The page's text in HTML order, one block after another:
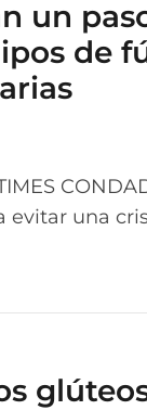
un
de
evitar una